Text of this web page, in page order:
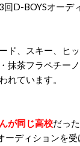
D-BOYSオーデ
ド、スキー、ヒ
抹茶フラペチー
れています。
が同じ高校だっ
ーディションを